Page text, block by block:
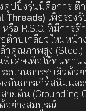
คุปปิ้งรุ่นนี้คือการ ต๊
Threads) เพื่อรอง
รือ R.S.C. ที่มีการ
อต๊าปเกลียวใหม่หน้
าคุณภาพสูง
พิเศษเพื่อให้ทนทาน
ะบวนการชุบผิวด้วย
งกันการเกิดสนิมแล
ายดิน (Grounding
อย่างสมบูรณ์